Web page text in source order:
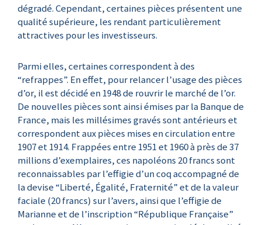
dégradé. Cependant, certaines pièces présentent une
qualité supérieure, les rendant particulièrement
attractives pour les investisseurs.
Parmi elles, certaines correspondent à des
“refrappes”. En effet, pour relancer l’usage des pièces
d’or, il est décidé en 1948 de rouvrir le marché de l’or.
De nouvelles pièces sont ainsi émises par la Banque de
France, mais les millésimes gravés sont antérieurs et
correspondent aux pièces mises en circulation entre
1907 et 1914. Frappées entre 1951 et 1960 à près de 37
millions d’exemplaires, ces napoléons 20 francs sont
reconnaissables par l’effigie d’un coq accompagné de
la devise “Liberté, Égalité, Fraternité” et de la valeur
faciale (20 francs) sur l’avers, ainsi que l’effigie de
Marianne et de l’inscription “République Française”